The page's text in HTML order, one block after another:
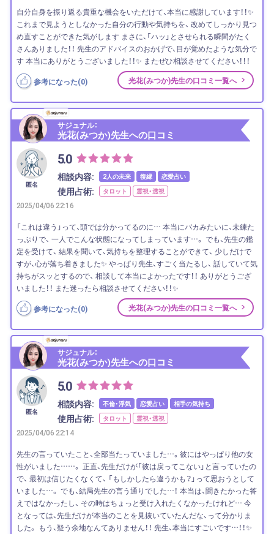
自分自身を振り返る貴重な機会をいただけて、本当に感謝しています！！✨
これまで見ようとしなかった自分の行動や気持ちを、 改めてしっかり見つ
め直すことができた気がします まさに、「ハッ」とさせられる瞬間がたく
さんありました！！ 先生のアドバイスのおかげで、目が覚めたような気分で
す 本当にありがとうございました！！✨ またぜひ相談させてください！！！
参考になった(0) 光花(みつか)先生の口コミ一覧へ
サジュナル：
光花(みつか)先生への口コミ
匿名
5.0
相談内容: 2人の未来 復縁 恋愛占い
使用占術: タロット 霊視・透視
2025/04/06 22:16
「これは違う」って、頭では分かってるのに… 本当にバカみたいに、未練た
っぷりで、 一人でこんな状態になってしまっています…。 でも、先生の鑑
定を受けて、 結果を聞いて、気持ちを整理することができて、 少しだけで
すが、心が落ち着きました✨ やっぱり先生、すごく当たるし、 話していて気
持ちがスッとするので、 相談して本当によかったです！！ ありがとうござ
いました！！ また迷ったら相談させてください！！✨
参考になった(0) 光花(みつか)先生の口コミ一覧へ
サジュナル：
光花(みつか)先生への口コミ
匿名
5.0
相談内容: 不倫・浮気 恋愛占い 相手の気持ち
使用占術: タロット 霊視・透視
2025/04/06 22:14
先生の言っていたこと、全部当たっていました…。彼にはやっぱり他の女
性がいました……。 正直、先生だけが「彼は戻ってこない」と言っていたの
で、 最初は信じたくなくて、 「もしかしたら違うかも？」って思おうとして
いました…。 でも、結局先生の言う通りでした…！ 本当は、聞きたかった答
えではなかったし、 その時はちょっと受け入れたくなかったけれど… 今
となっては、先生だけが本当のことを見抜いていたんだな、って分かりま
した。 もう、疑う余地なんてありません！！ 先生、本当にすごいです…！！✨